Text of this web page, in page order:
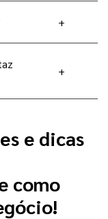
+
+
e dicas
como